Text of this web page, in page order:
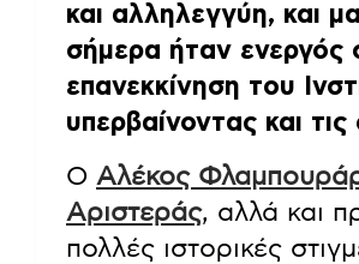
και αλληλεγγύη, και
σήμερα ήταν ενεργός
επανεκκίνηση του
υπερβαίνοντας και
Ο Αλέκος
Αριστεράς, αλλά και
πολλές ιστορικές